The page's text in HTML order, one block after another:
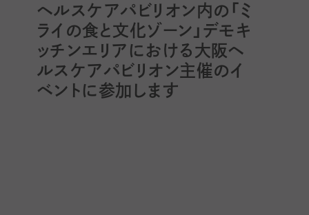
ヘルスケアパビリオン内の「ミ
ライの食と文化ゾーン」デモキ
ッチンエリアにおける大阪ヘ
ルスケアパビリオン主催のイ
ベントに参加します